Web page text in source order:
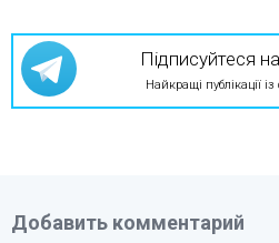
Підписуйтеся
Найкращі публікації із
Добавить комментарий